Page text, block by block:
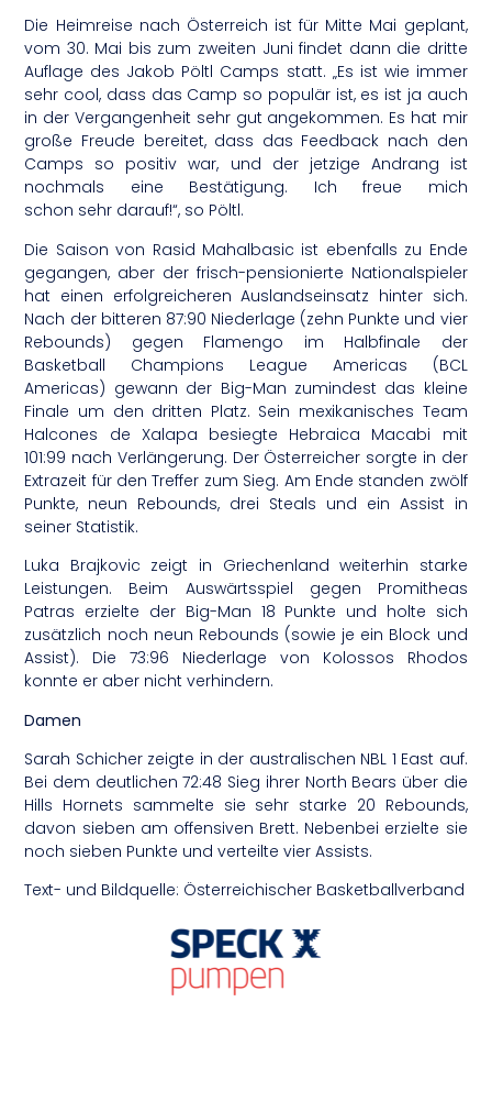
Die Heimreise nach Österreich ist für Mitte Mai geplant,
vom 30. Mai bis zum zweiten Juni findet dann die dritte
Auflage des Jakob Pöltl Camps statt. „Es ist wie immer
sehr cool, dass das Camp so populär ist, es ist ja auch
in der Vergangenheit sehr gut angekommen. Es hat mir
große Freude bereitet, dass das Feedback nach den
Camps so positiv war, und der jetzige Andrang ist
nochmals eine Bestätigung. Ich freue mich
schon sehr darauf!“, so Pöltl.
Die Saison von Rasid Mahalbasic ist ebenfalls zu Ende
gegangen, aber der frisch-pensionierte Nationalspieler
hat einen erfolgreicheren Auslandseinsatz hinter sich.
Nach der bitteren 87:90 Niederlage (zehn Punkte und vier
Rebounds) gegen Flamengo im Halbfinale der
Basketball Champions League Americas (BCL
Americas) gewann der Big-Man zumindest das kleine
Finale um den dritten Platz. Sein mexikanisches Team
Halcones de Xalapa besiegte Hebraica Macabi mit
101:99 nach Verlängerung. Der Österreicher sorgte in der
Extrazeit für den Treffer zum Sieg. Am Ende standen zwölf
Punkte, neun Rebounds, drei Steals und ein Assist in
seiner Statistik.
Luka Brajkovic zeigt in Griechenland weiterhin starke
Leistungen. Beim Auswärtsspiel gegen Promitheas
Patras erzielte der Big-Man 18 Punkte und holte sich
zusätzlich noch neun Rebounds (sowie je ein Block und
Assist). Die 73:96 Niederlage von Kolossos Rhodos
konnte er aber nicht verhindern.
Damen
Sarah Schicher zeigte in der australischen NBL 1 East auf.
Bei dem deutlichen 72:48 Sieg ihrer North Bears über die
Hills Hornets sammelte sie sehr starke 20 Rebounds,
davon sieben am offensiven Brett. Nebenbei erzielte sie
noch sieben Punkte und verteilte vier Assists.
Text- und Bildquelle: Österreichischer Basketballverband